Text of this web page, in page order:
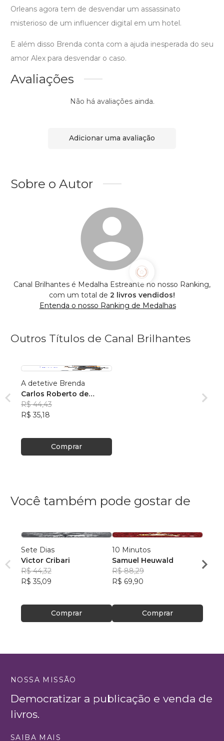
Orleans agora tem de desvendar um assassinato
misterioso de um influencer digital em um hotel.
E além disso Brenda conta com a ajuda inesperada do seu
amor Alex para desvendar o caso.
Avaliações
Não há avaliações ainda.
Adicionar uma avaliação
Sobre o Autor
Canal Brilhantes é Medalha Estreante no nosso Ranking,
com um total de 2 livros vendidos!
Entenda o nosso Ranking de Medalhas
Outros Títulos de Canal Brilhantes
A detetive Brenda
Carlos Roberto de
Souza junior
R$ 44,43
R$ 35,18
Comprar
Você também pode gostar de
Sete Dias
Victor Cribari
R$ 44,32
R$ 35,09
Comprar
10 Minutos
Samuel Heuwald
R$ 88,29
R$ 69,90
Comprar
R$
NOSSA MISSÃO
Democratizar a publicação e venda de
livros.
SAIBA MAIS